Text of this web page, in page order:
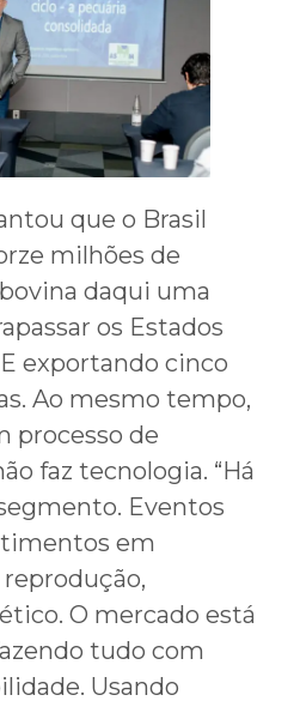
que o Brasil
milhões de
daqui uma
os Estados
exportando cinco
Ao mesmo tempo,
processo de
faz tecnologia. “Há
Eventos
em
O mercado está
tudo com
Usando